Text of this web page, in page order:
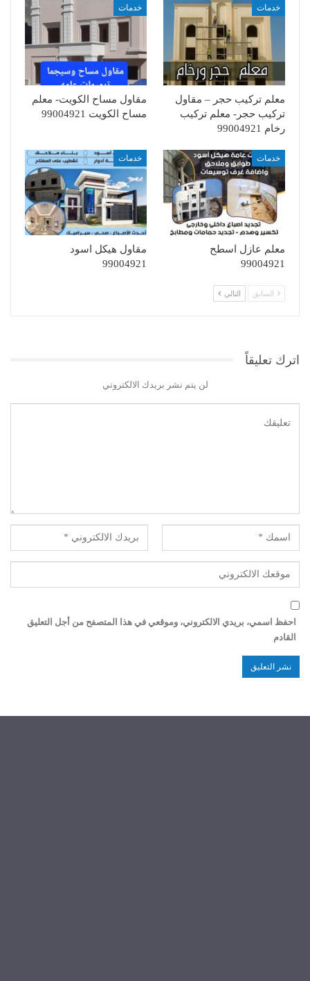
خدمات
معلم تركيب حجر – مقاول
تركيب حجر- معلم تركيب
رخام 99004921
خدمات
مقاول مساح الكويت- معلم
مساح الكويت 99004921
خدمات
معلم عازل اسطح
99004921
خدمات
مقاول هيكل اسود
99004921
السابق التالي
اترك تعليقاً
لن يتم نشر بريدك الالكتروني
احفظ اسمي، بريدي الالكتروني، وموقعي في هذا المتصفح من أجل التعليق
القادم